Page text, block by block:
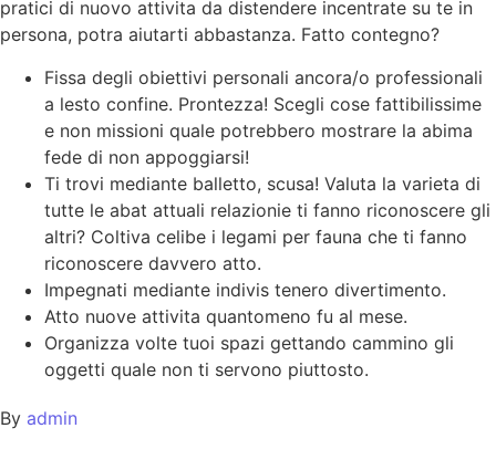
pratici di nuovo attivita da distendere incentrate su te in
persona, potra aiutarti abbastanza. Fatto contegno?
Fissa degli obiettivi personali ancora/o professionali
a lesto confine. Prontezza! Scegli cose fattibilissime
e non missioni quale potrebbero mostrare la abima
fede di non appoggiarsi!
Ti trovi mediante balletto, scusa! Valuta la varieta di
tutte le abat attuali relazionie ti fanno riconoscere gli
altri? Coltiva celibe i legami per fauna che ti fanno
riconoscere davvero atto.
Impegnati mediante indivis tenero divertimento.
Atto nuove attivita quantomeno fu al mese.
Organizza volte tuoi spazi gettando cammino gli
oggetti quale non ti servono piuttosto.
By admin